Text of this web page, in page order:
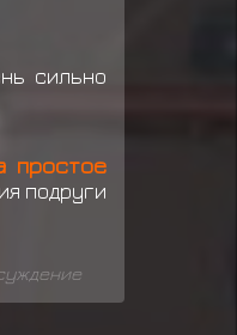
сильно
простое
подруги